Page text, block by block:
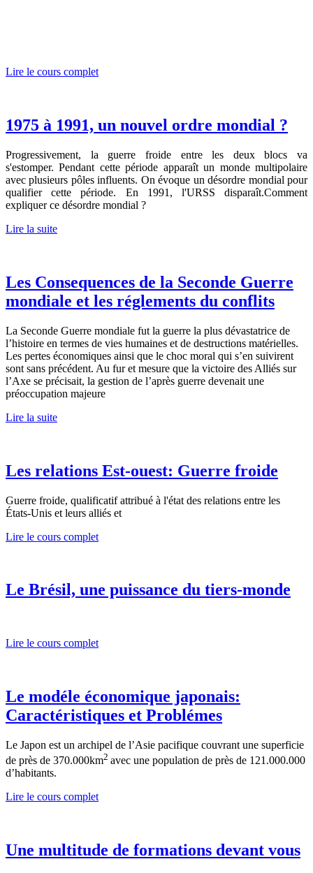
Lire le cours complet
1975 à 1991, un nouvel ordre mondial ?
Progressivement, la guerre froide entre les deux blocs va
s'estomper. Pendant cette période apparaît un monde multipolaire
avec plusieurs pôles influents. On évoque un désordre mondial pour
qualifier cette période. En 1991, l'URSS disparaît.Comment
expliquer ce désordre mondial ?
Lire la suite
Les Consequences de la Seconde Guerre
mondiale et les réglements du conflits
La Seconde Guerre mondiale fut la guerre la plus dévastatrice de
l’histoire en termes de vies humaines et de destructions matérielles.
Les pertes économiques ainsi que le choc moral qui s’en suivirent
sont sans précédent. Au fur et mesure que la victoire des Alliés sur
l’Axe se précisait, la gestion de l’après guerre devenait une
préoccupation majeure
Lire la suite
Les relations Est-ouest: Guerre froide
Guerre froide, qualificatif attribué à l'état des relations entre les
États-Unis et leurs alliés et
Lire le cours complet
Le Brésil, une puissance du tiers-monde
Lire le cours complet
Le modéle économique japonais:
Caractéristiques et Problémes
Le Japon est un archipel de l’Asie pacifique couvrant une superficie
de près de 370.000km2 avec une population de près de 121.000.000
d’habitants.
Lire le cours complet
Une multitude de formations devant vous